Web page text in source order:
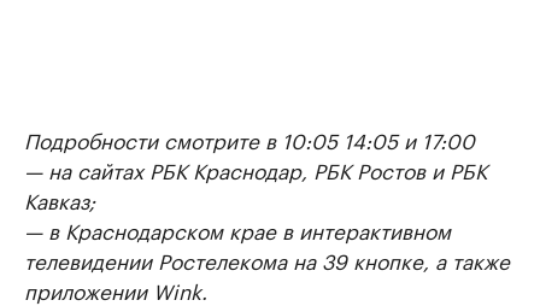
Подробности смотрите в 10:05 14:05 и 17:00
— на сайтах РБК Краснодар, РБК Ростов и РБК
Кавказ;
— в Краснодарском крае в интерактивном
телевидении Ростелекома на 39 кнопке, а также
приложении Wink.